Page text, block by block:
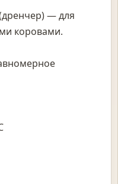
— для
коровами.